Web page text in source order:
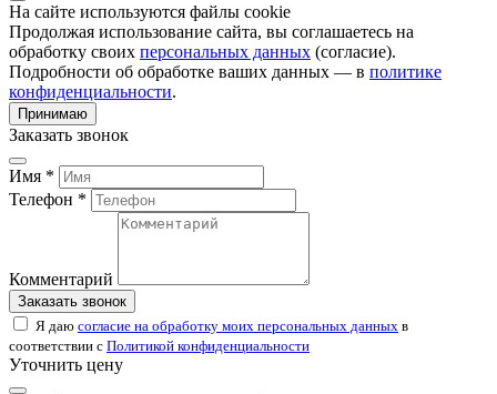
На сайте используются файлы cookie
Продолжая использование сайта, вы соглашаетесь на
обработку своих персональных данных (согласие).
Подробности об обработке ваших данных — в политике
конфиденциальности.
Принимаю
Заказать звонок
Имя *
Телефон *
Комментарий
Заказать звонок
Я даю согласие на обработку моих персональных данных в
соответствии с Политикой конфиденциальности
Уточнить цену